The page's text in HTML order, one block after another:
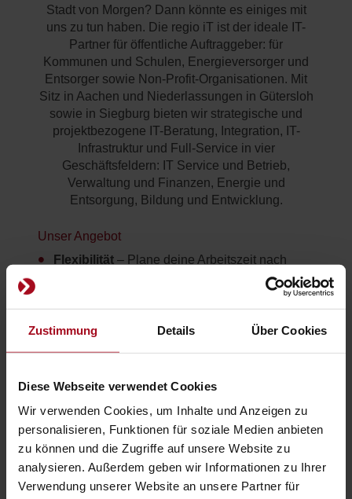
Zustimmung Details Über Cookies
Diese Webseite verwendet Cookies
Wir verwenden Cookies, um Inhalte und Anzeigen zu
personalisieren, Funktionen für soziale Medien anbieten
zu können und die Zugriffe auf unsere Website zu
analysieren. Außerdem geben wir Informationen zu Ihrer
Verwendung unserer Website an unsere Partner für
Stadt von Morgen? Dann könnte es einiges mit
uns zu tun haben. Die regio iT ist der ideale IT-
Partner für öffentliche Auftraggeber: für
Kommunen und Schulen, Energieversorger und
Entsorger sowie Non-Profit-Organisationen. Mit
Sitz in Aachen und Niederlassungen in Gütersloh
sowie in Siegburg bieten wir strategische und
projektbezogene IT-Beratung, Integration, IT-
Infrastruktur und Full-Service in vier
Geschäftsfeldern: IT Service und Betrieb,
Verwaltung und Finanzen, Energie und
Entsorgung, Bildung und Entwicklung.
Unser Angebot
Flexibilität – Plane deine Arbeitszeit nach
deinen individuellen Bedürfnissen und ohne
gemeinsam gestalten. Wenn du dir einen
sicheren Arbeitgeber wünschst, bist du bei uns
Mobiles Arbeiten– Von zu Hause aus
arbeiten? Sehr gerne! Selbstverständlich
Standorte besuchen und somit neue
Kollegen*innen oder eine neue Stadt
kennenlernen.
Deine Gesundheit– Nichts ist wichtiger als